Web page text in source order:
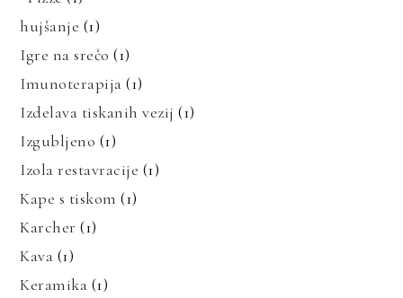
hujšanje (1)
Igre na srečo (1)
Imunoterapija (1)
Izdelava tiskanih vezij (1)
Izgubljeno (1)
Izola restavracije (1)
Kape s tiskom (1)
Karcher (1)
Kava (1)
Keramika (1)